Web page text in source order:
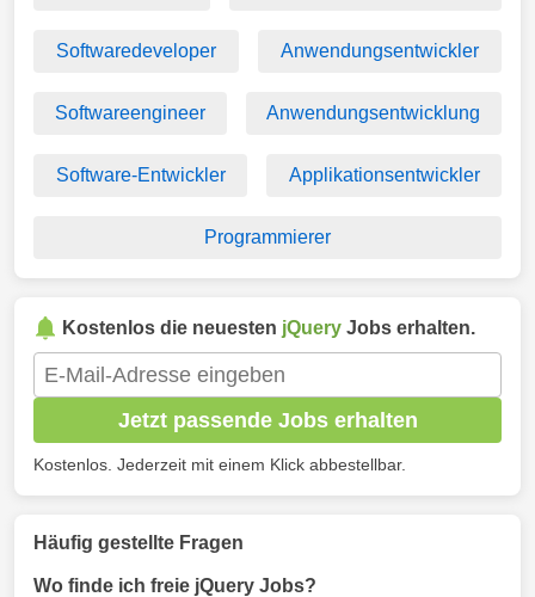
Softwaredeveloper Anwendungsentwickler
Softwareengineer Anwendungsentwicklung
Software-Entwickler Applikationsentwickler
Programmierer
Kostenlos die neuesten jQuery Jobs erhalten.
Jetzt passende Jobs erhalten
Kostenlos. Jederzeit mit einem Klick abbestellbar.
Häufig gestellte Fragen
Wo finde ich freie jQuery Jobs?